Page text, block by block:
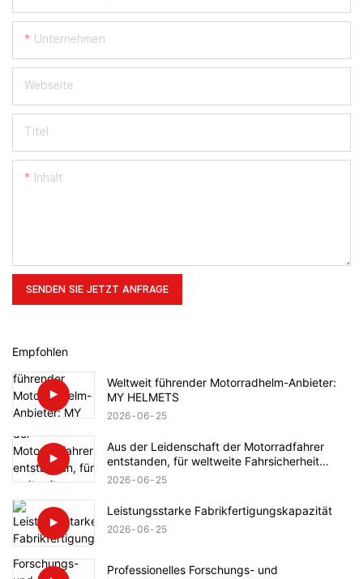
Unternehmen
Webseite
Titel
Inhalt
SENDEN SIE JETZT ANFRAGE
Empfohlen
Weltweit führender Motorradhelm-Anbieter:
MY HELMETS
2026 06 25
Aus der Leidenschaft der Motorradfahrer
entstanden, für weltweite Fahrsicherheit
entwickelt.
2026 06 25
Leistungsstarke Fabrikfertigungskapazität
2026 06 25
Professionelles Forschungs- und